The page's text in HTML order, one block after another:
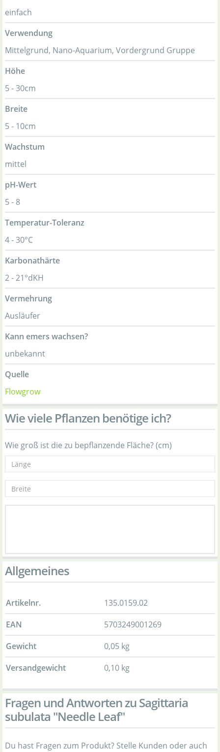
einfach
Verwendung
Mittelgrund, Nano-Aquarium, Vordergrund Gruppe
Höhe
5 - 30cm
Breite
5 - 10cm
Wachstum
mittel
pH-Wert
5 - 8
Temperatur-Toleranz
4 - 30°C
Karbonathärte
2 - 21°dKH
Vermehrung
Ausläufer
Kann emers wachsen?
unbekannt
Quelle
Flowgrow
Wie viele Pflanzen benötige ich?
Wie groß ist die zu bepflanzende Fläche? (cm)
Allgemeines
Artikelnr.
135.0159.02
EAN
5703249001269
Gewicht
0,05 kg
Versandgewicht
0,10 kg
Fragen und Antworten zu Sagittaria
subulata "Needle Leaf"
Du hast Fragen zum Produkt? Stelle Kunden oder auch